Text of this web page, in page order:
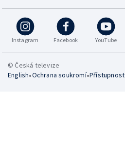
Instagram Facebook YouTube
© Česká televize
English•Ochrana soukromí•Přístupnost